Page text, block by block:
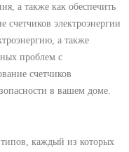
а также как обеспечить
счетчиков электроэнергии
а также
проблем с
счетчиков
в вашем доме.
каждый из которых